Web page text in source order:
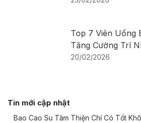
Top 7 Viên Uống
Tăng Cường Trí
20/02/2026
Tin mới cập nhật
Bao Cao Su Tâm Thiện Chí Có Tốt